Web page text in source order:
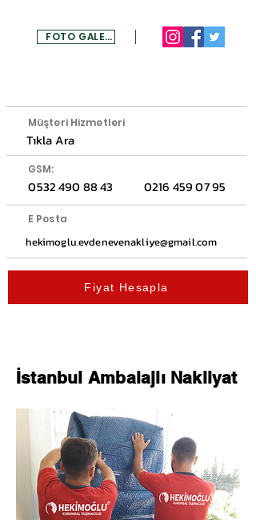
Fiyat Hesapla
GSM:
E Posta
0532 490 88 43
hekimoglu.evdenevenakliye@gmail.com
Müşteri Hizmetleri
Tıkla Ara
FOTO GALERİ
0216 459 07 95
İstanbul Ambalajlı Nakliyat